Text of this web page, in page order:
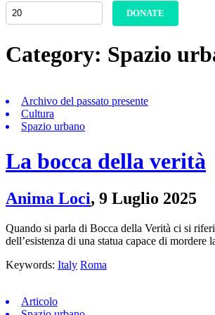
DONATE
Category: Spazio
Archivo del passato presente
Cultura
Spazio urbano
La bocca della verità
Anima Loci, 9 Luglio 2025
Quando si parla di Bocca della Verità ci si
dell’esistenza di una statua capace di
Keywords: Italy Roma
Articolo